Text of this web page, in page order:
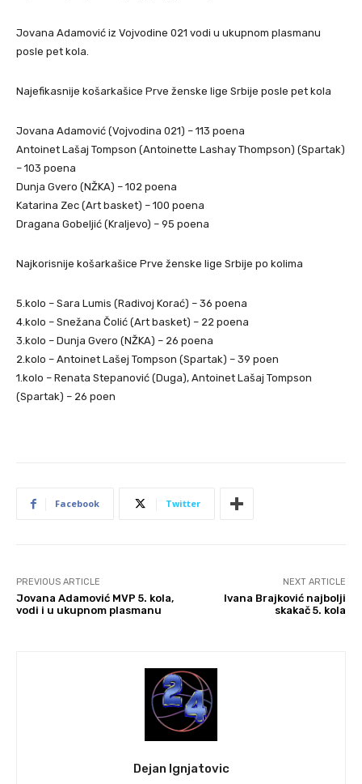
Jovana Adamović iz Vojvodine 021 vodi u ukupnom plasmanu
posle pet kola.
Najefikasnije košarkašice Prve ženske lige Srbije posle pet kola
Jovana Adamović (Vojvodina 021) – 113 poena
Antoinet Lašaj Tompson (Antoinette Lashay Thompson) (Spartak)
– 103 poena
Dunja Gvero (NŽKA) – 102 poena
Katarina Zec (Art basket) – 100 poena
Dragana Gobeljić (Kraljevo) – 95 poena
Najkorisnije košarkašice Prve ženske lige Srbije po kolima
5.kolo – Sara Lumis (Radivoj Korać) – 36 poena
4.kolo – Snežana Čolić (Art basket) – 22 poena
3.kolo – Dunja Gvero (NŽKA) – 26 poena
2.kolo – Antoinet Lašej Tompson (Spartak) – 39 poen
1.kolo – Renata Stepanović (Duga), Antoinet Lašaj Tompson
(Spartak) – 26 poen
Facebook Twitter
PREVIOUS ARTICLE
Jovana Adamović MVP 5. kola,
vodi i u ukupnom plasmanu
NEXT ARTICLE
Ivana Brajković najbolji
skakač 5. kola
Dejan Ignjatovic